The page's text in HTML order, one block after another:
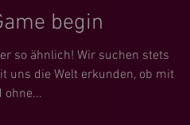
begin
so ähnlich! Wir suchen stets
uns die Welt erkunden, ob mit
ohne...